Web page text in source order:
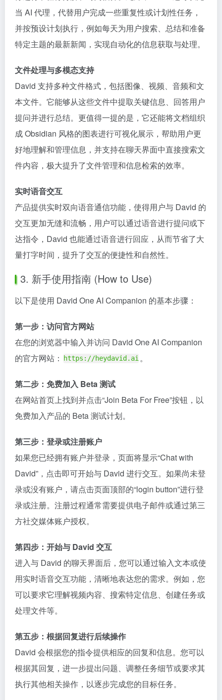
当 AI 代理，代替用户完成一些重复性或计划性任务，
并按预设计划执行，例如每天为用户搜索、总结和准备
特定主题的最新新闻，实现自动化的信息获取与处理。
文件处理与多模态支持
David 支持多种文件格式，包括图像、视频、音频和文
本文件。它能够从这些文件中提取关键信息、回答用户
提问并进行总结。更值得一提的是，它还能将文档组织
成 Obsidian 风格的图表进行可视化展示，帮助用户更
好地理解和管理信息，并支持在聊天界面中直接搜索文
件内容，极大提升了文件管理和信息检索的效率。
实时语音交互
产品提供实时双向语音通信功能，使得用户与 David 的
交互更加无缝和流畅，用户可以通过语音进行提问或下
达指令，David 也能通过语音进行回应，从而节省了大
量打字时间，提升了交互的便捷性和自然性。
3. 新手使用指南 (How to Use)
以下是使用 David One AI Companion 的基本步骤：
第一步：访问官方网站
在您的浏览器中输入并访问 David One AI Companion
的官方网站：
https://heydavid.ai。
第二步：免费加入 Beta 测试
在网站首页上找到并点击“Join Beta For Free”按钮，以
免费加入产品的 Beta 测试计划。
第三步：登录或注册账户
如果您已经拥有账户并登录，页面将显示“Chat with
David”，点击即可开始与 David 进行交互。如果尚未登
录或没有账户，请点击页面顶部的“login button”进行登
录或注册。注册过程通常需要提供电子邮件或通过第三
方社交媒体账户授权。
第四步：开始与 David 交互
进入与 David 的聊天界面后，您可以通过输入文本或使
用实时语音交互功能，清晰地表达您的需求。例如，您
可以要求它理解视频内容、搜索特定信息、创建任务或
处理文件等。
第五步：根据回复进行后续操作
David 会根据您的指令提供相应的回复和信息。您可以
根据其回复，进一步提出问题、调整任务细节或要求其
执行其他相关操作，以逐步完成您的目标任务。